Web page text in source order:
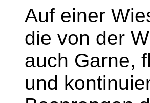
Auf einer
die von der
auch Garne,
und